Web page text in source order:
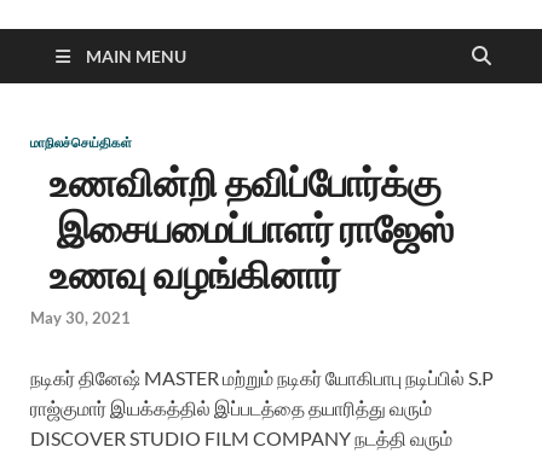
MAIN MENU
மாநிலச்செய்திகள்
உணவின்றி தவிப்போர்க்கு
இசையமைப்பாளர் ராஜேஸ்
உணவு வழங்கினார்
May 30, 2021
நடிகர் தினேஷ் MASTER மற்றும் நடிகர் யோகிபாபு நடிப்பில் S.P
ராஜ்குமார் இயக்கத்தில் இப்படத்தை தயாரித்து வரும்
DISCOVER STUDIO FILM COMPANY நடத்தி வரும்